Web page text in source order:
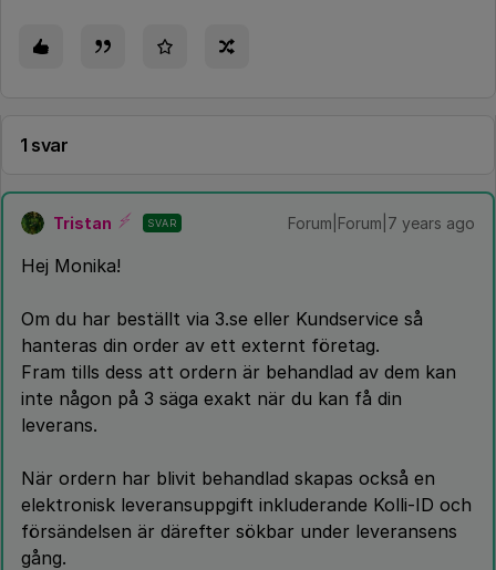
1 svar
Tristan SVAR Forum|Forum|7 years ago
Hej Monika!
Om du har beställt via 3.se eller Kundservice så
hanteras din order av ett externt företag.
Fram tills dess att ordern är behandlad av dem kan
inte någon på 3 säga exakt när du kan få din
leverans.
När ordern har blivit behandlad skapas också en
elektronisk leveransuppgift inkluderande Kolli-ID och
försändelsen är därefter sökbar under leveransens
gång.